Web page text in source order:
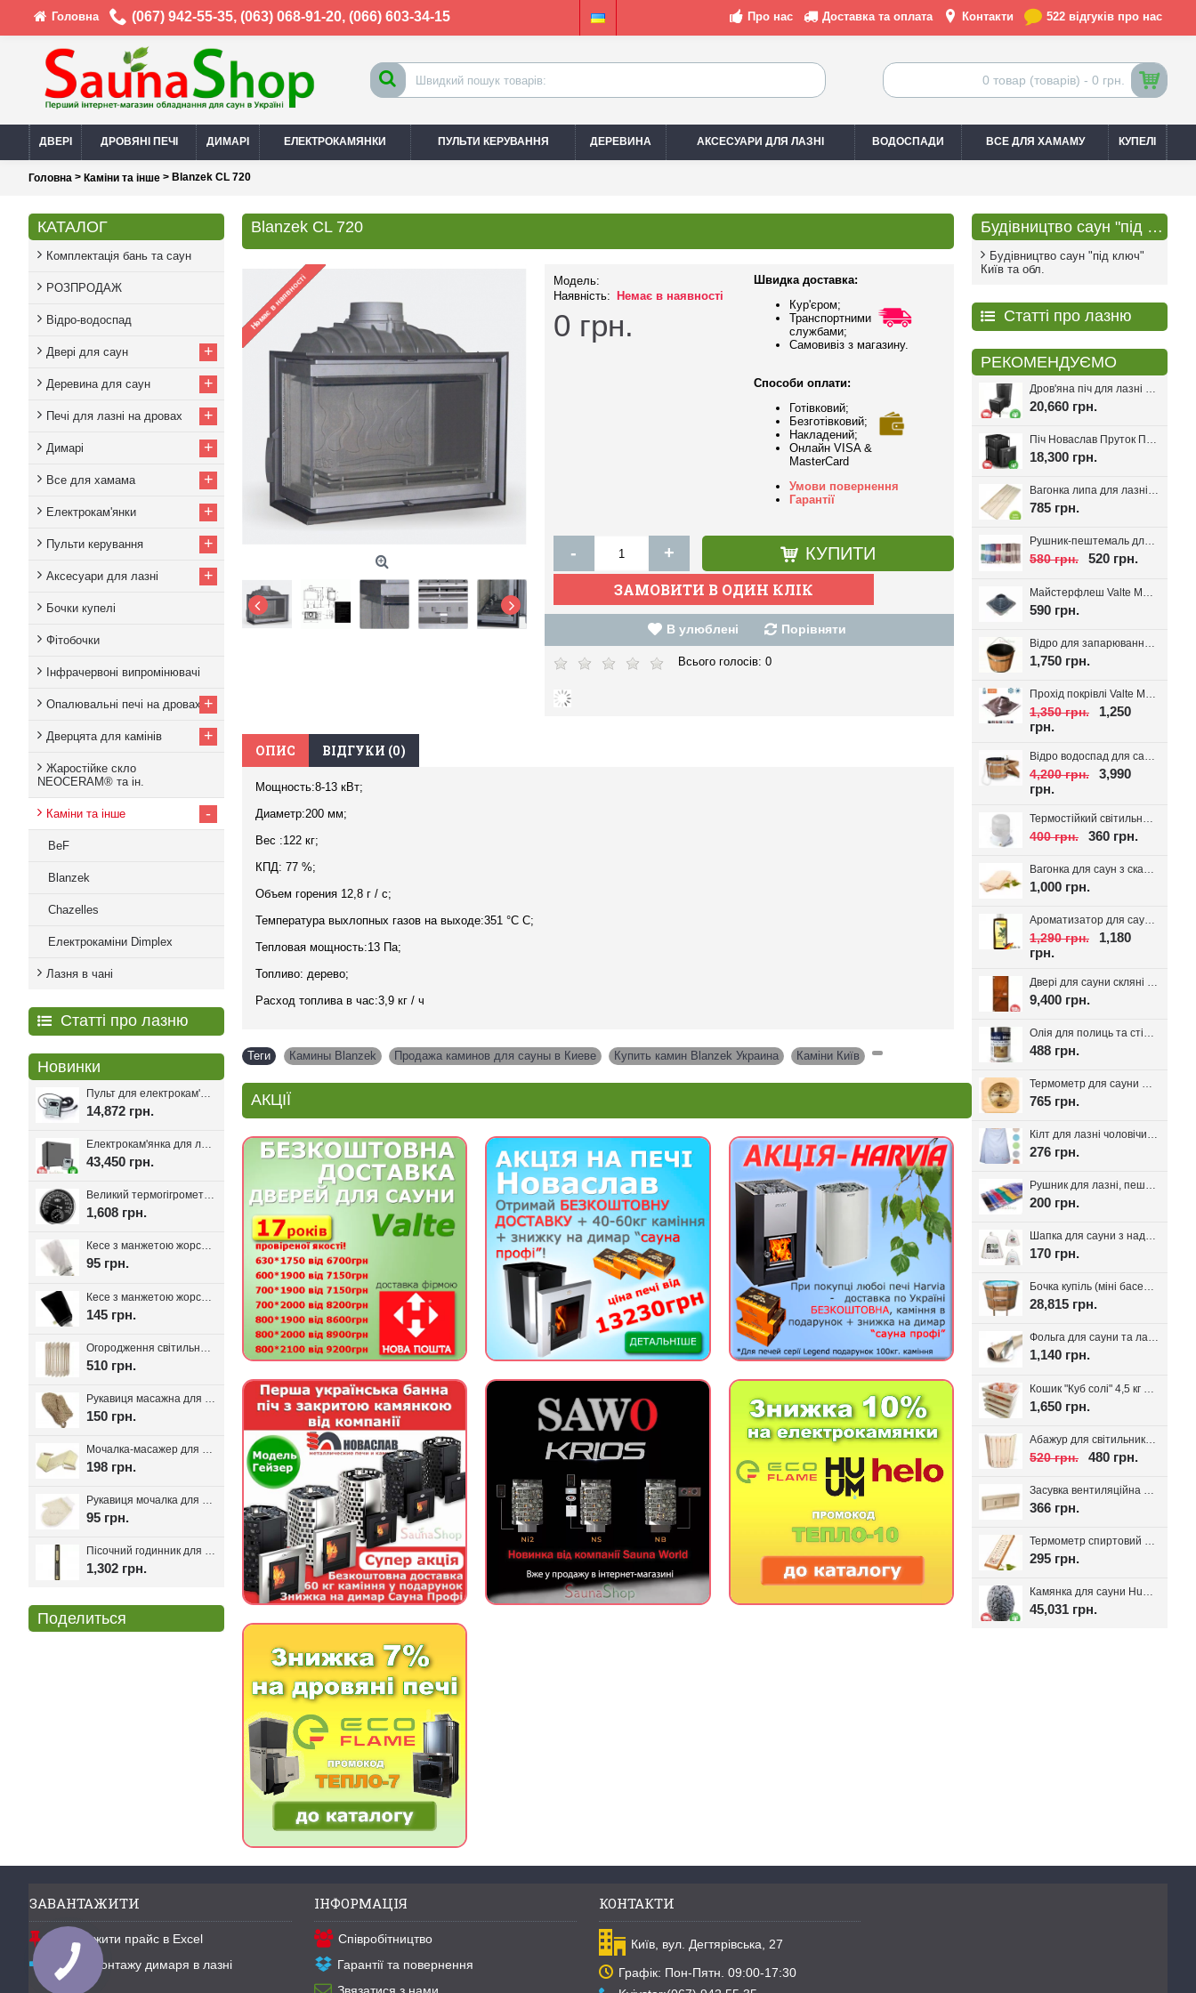
Головна (067) 942-55-35, (063) 068-91-20, (066) 603-34-15 Про нас Доставка та оплата Контакти 522 відгуків про нас
0 товар (товарів) - 0 грн.
ДВЕРІ ДРОВЯНІ ПЕЧІ ДИМАРІ ЕЛЕКТРОКАМЯНКИ ПУЛЬТИ КЕРУВАННЯ ДЕРЕВИНА АКСЕСУАРИ ДЛЯ ЛАЗНІ ВОДОСПАДИ ВСЕ ДЛЯ ХАМАМУ КУПЕЛІ
Головна > Каміни та інше > Blanzek CL 720
КАТАЛОГ
Комплектація бань та саун
РОЗПРОДАЖ
Відро-водоспад
Двері для саун +
Деревина для саун +
Печі для лазні на дровах +
Димарі +
Все для хамама +
Електрокам'янки +
Пульти керування +
Аксесуари для лазні +
Бочки купелі
Фітобочки
Інфрачервоні випромінювачі
Опалювальні печі на дровах +
Дверцята для камінів +
Жаростійке скло
NEOCERAM® та ін.
Каміни та інше -
BeF
Blanzek
Chazelles
Електрокаміни Dimplex
Лазня в чані
Статті про лазню
Новинки
Пульт для електрокам'янки EcoFlame Con-6, 18-25 кВт.
14,872 грн.
Електрокам'янка для лазні Eco Flame SAM D-27 27 кВт + пульт CON6
43,450 грн.
Великий термогігрометр для лазні Tesli D205 Black
1,608 грн.
Кесе з манжетою жорсткість мяка, Kelebekkese (Манжета)
95 грн.
145 грн.
510 грн.
150 грн.
198 грн.
Рукавиця мочалка для лазні та хамаму двостороння з сизалі
95 грн.
Пісочний годинник для лазні Harvia Helmi Chocolate
1,302 грн.
Поделиться
Будівництво саун "під ключ"
Будівництво саун "під ключ"
Київ та обл.
Статті про лазню
РЕКОМЕНДУЄМО
Дров'яна піч для лазні PAL PR-18L
20,660 грн.
Піч Новаслав Пруток ПКС-01П, до 12м.куб.
18,300 грн.
Вагонка липа для лазні Valte Classic 70*14мм. (Перший сорт)
785 грн.
Рушник-пештемаль для лазні, хамаму, на пляж Діамант, вибір кольору
580 грн. 520 грн.
590 грн.
1,750 грн.
1,350 грн.
1,250
грн.
4,200 грн.
3,990
грн.
400 грн. 360 грн.
1,000 грн.
Ароматизатор для сауни Spitzner SAUNAMED 190мл.
1,290 грн.
1,180
грн.
Двері для сауни скляні VALTE Бронза 700*1900
9,400 грн.
Олія для полиць та стін сауни Bionic House 0.8л, Україна
488 грн.
Термометр для сауни Sawo 220-TP
765 грн.
Кілт для лазні чоловічий, вафельне полотно
276 грн.
Рушник для лазні, пештемаль Класика, 1шт
200 грн.
Шапка для сауни з надписом, білий фетр 100%, вибір надпису
170 грн.
Бочка купіль (міні басейн) з дуба + PP вставка
28,815 грн.
Фольга для сауни та лазні на паперовій основі, 30 м.кв. Україна
1,140 грн.
1,650 грн.
520 грн. 480 грн.
366 грн.
295 грн.
Камянка для сауни Huum Drop 9 кВт
45,031 грн.
Blanzek CL 720
Модель:
Наявність:
Немає в наявності
0 грн.
Швидка доставка:
Кур'єром;
Транспортними
службами;
Самовивіз з магазину.
Способи оплати:
Готівковий;
Безготівковий;
Накладений;
Онлайн VISA &
MasterCard
Умови повернення
Гарантії
- + КУПИТИ
В улюблені Порівняти
Всього голосів: 0
ОПИС ВІДГУКИ (0)
Мощность:8-13 кВт;
Диаметр:200 мм;
Вес :122 кг;
КПД: 77 %;
Объем горения 12,8 г / с;
Температура выхлопных газов на выходе:351 °C C;
Тепловая мощность:13 Па;
Топливо: дерево;
Расход топлива в час:3,9 кг / ч
Теги Камины Blanzek Продажа каминов для сауны в Киеве Купить камин Blanzek Украина Каміни Київ
АКЦІЇ
ЗАВАНТАЖИТИ
Завантажити прайс в Excel
Схема монтажу димаря в лазні
ІНФОРМАЦІЯ
Співробітництво
Гарантії та повернення
КОНТАКТИ
Київ, вул. Дегтярівська, 27
Графік: Пон-Пятн. 09:00-17:30